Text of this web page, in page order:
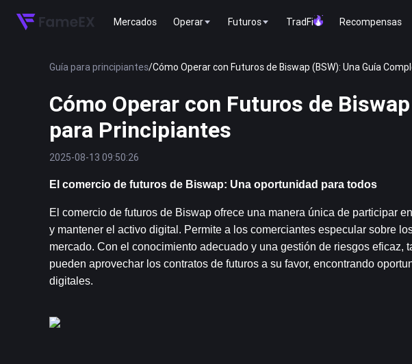
Mercados Operar Futuros TradFi Recompensas
Guía para principiantes/Cómo Operar con Futuros de Biswap (BSW): Una Guía
Cómo Operar con Futuros de
para Principiantes
2025-08-13 09:50:26
El comercio de futuros de Biswap: Una oportunidad para todos
El comercio de futuros de Biswap ofrece una manera única de participar
y mantener el activo digital. Permite a los comerciantes especular sobre
mercado. Con el conocimiento adecuado y una gestión de riesgos eficaz,
pueden aprovechar los contratos de futuros a su favor, encontrando
digitales.